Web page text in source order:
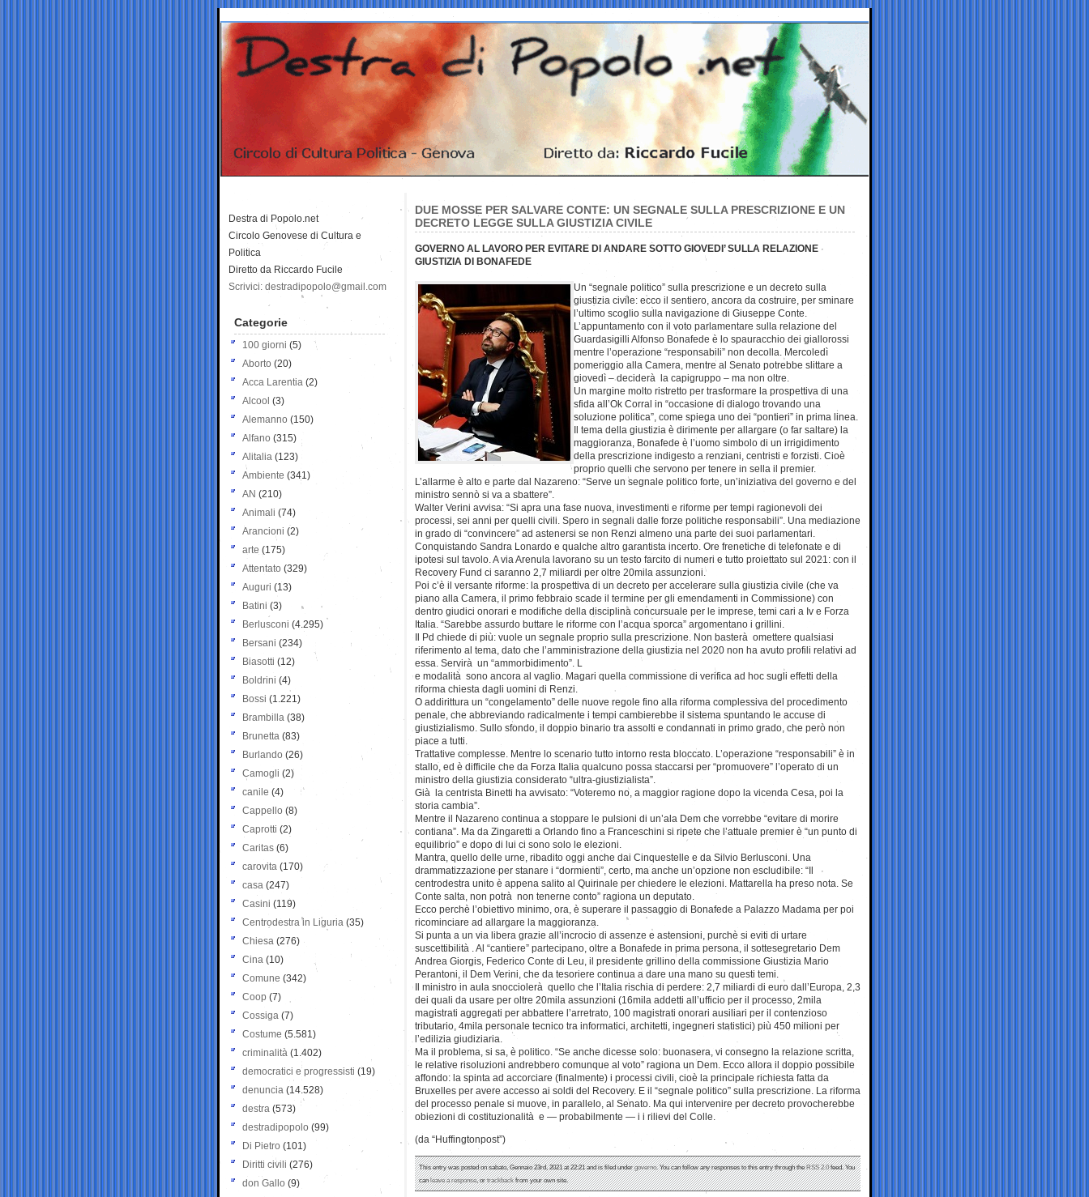
DUE MOSSE PER SALVARE CONTE: UN SEGNALE SULLA PRESCRIZIONE E UN
DECRETO LEGGE SULLA GIUSTIZIA CIVILE
GOVERNO AL LAVORO PER EVITARE DI ANDARE SOTTO GIOVEDI’ SULLA RELAZIONE
GIUSTIZIA DI BONAFEDE
Un “segnale politico” sulla prescrizione e un decreto sulla
giustizia civile: ecco il sentiero, ancora da costruire, per sminare
l’ultimo scoglio sulla navigazione di Giuseppe Conte.
L’appuntamento con il voto parlamentare sulla relazione del
Guardasigilli Alfonso Bonafede è lo spauracchio dei giallorossi
mentre l’operazione “responsabili” non decolla. Mercoledì
pomeriggio alla Camera, mentre al Senato potrebbe slittare a
giovedì – deciderà la capigruppo – ma non oltre.
Un margine molto ristretto per trasformare la prospettiva di una
sfida all’Ok Corral in “occasione di dialogo trovando una
soluzione politica”, come spiega uno dei “pontieri” in prima linea.
Il tema della giustizia è dirimente per allargare (o far saltare) la
maggioranza, Bonafede è l’uomo simbolo di un irrigidimento
della prescrizione indigesto a renziani, centristi e forzisti. Cioè
proprio quelli che servono per tenere in sella il premier.
L’allarme è alto e parte dal Nazareno: “Serve un segnale politico forte, un’iniziativa del governo e del
ministro sennò si va a sbattere”.
Walter Verini avvisa: “Si apra una fase nuova, investimenti e riforme per tempi ragionevoli dei
processi, sei anni per quelli civili. Spero in segnali dalle forze politiche responsabili”. Una mediazione
in grado di “convincere” ad astenersi se non Renzi almeno una parte dei suoi parlamentari.
Conquistando Sandra Lonardo e qualche altro garantista incerto. Ore frenetiche di telefonate e di
ipotesi sul tavolo. A via Arenula lavorano su un testo farcito di numeri e tutto proiettato sul 2021: con il
Recovery Fund ci saranno 2,7 miliardi per oltre 20mila assunzioni.
Poi c’è il versante riforme: la prospettiva di un decreto per accelerare sulla giustizia civile (che va
piano alla Camera, il primo febbraio scade il termine per gli emendamenti in Commissione) con
dentro giudici onorari e modifiche della disciplina concursuale per le imprese, temi cari a Iv e Forza
Italia. “Sarebbe assurdo buttare le riforme con l’acqua sporca” argomentano i grillini.
Il Pd chiede di più: vuole un segnale proprio sulla prescrizione. Non basterà omettere qualsiasi
riferimento al tema, dato che l’amministrazione della giustizia nel 2020 non ha avuto profili relativi ad
essa. Servirà un “ammorbidimento”. L
e modalità sono ancora al vaglio. Magari quella commissione di verifica ad hoc sugli effetti della
riforma chiesta dagli uomini di Renzi.
O addirittura un “congelamento” delle nuove regole fino alla riforma complessiva del procedimento
penale, che abbreviando radicalmente i tempi cambierebbe il sistema spuntando le accuse di
giustizialismo. Sullo sfondo, il doppio binario tra assolti e condannati in primo grado, che però non
piace a tutti.
Trattative complesse. Mentre lo scenario tutto intorno resta bloccato. L’operazione “responsabili” è in
stallo, ed è difficile che da Forza Italia qualcuno possa staccarsi per “promuovere” l’operato di un
ministro della giustizia considerato “ultra-giustizialista”.
Già la centrista Binetti ha avvisato: “Voteremo no, a maggior ragione dopo la vicenda Cesa, poi la
storia cambia”.
Mentre il Nazareno continua a stoppare le pulsioni di un’ala Dem che vorrebbe “evitare di morire
contiana”. Ma da Zingaretti a Orlando fino a Franceschini si ripete che l’attuale premier è “un punto di
equilibrio” e dopo di lui ci sono solo le elezioni.
Mantra, quello delle urne, ribadito oggi anche dai Cinquestelle e da Silvio Berlusconi. Una
drammatizzazione per stanare i “dormienti”, certo, ma anche un’opzione non escludibile: “Il
centrodestra unito è appena salito al Quirinale per chiedere le elezioni. Mattarella ha preso nota. Se
Conte salta, non potrà non tenerne conto” ragiona un deputato.
Ecco perchè l’obiettivo minimo, ora, è superare il passaggio di Bonafede a Palazzo Madama per poi
ricominciare ad allargare la maggioranza.
Si punta a un via libera grazie all’incrocio di assenze e astensioni, purchè si eviti di urtare
suscettibilità . Al “cantiere” partecipano, oltre a Bonafede in prima persona, il sottesegretario Dem
Andrea Giorgis, Federico Conte di Leu, il presidente grillino della commissione Giustizia Mario
Perantoni, il Dem Verini, che da tesoriere continua a dare una mano su questi temi.
Il ministro in aula snocciolerà quello che l’Italia rischia di perdere: 2,7 miliardi di euro dall’Europa, 2,3
dei quali da usare per oltre 20mila assunzioni (16mila addetti all’ufficio per il processo, 2mila
magistrati aggregati per abbattere l’arretrato, 100 magistrati onorari ausiliari per il contenzioso
tributario, 4mila personale tecnico tra informatici, architetti, ingegneri statistici) più 450 milioni per
l’edilizia giudiziaria.
Ma il problema, si sa, è politico. “Se anche dicesse solo: buonasera, vi consegno la relazione scritta,
le relative risoluzioni andrebbero comunque al voto” ragiona un Dem. Ecco allora il doppio possibile
affondo: la spinta ad accorciare (finalmente) i processi civili, cioè la principale richiesta fatta da
Bruxelles per avere accesso ai soldi del Recovery. E il “segnale politico” sulla prescrizione. La riforma
del processo penale si muove, in parallelo, al Senato. Ma qui intervenire per decreto provocherebbe
obiezioni di costituzionalità e — probabilmente — i i rilievi del Colle.
(da “Huffingtonpost”)
This entry was posted on sabato, Gennaio 23rd, 2021 at 22:21 and is filed undergoverno. You can follow any responses to this entry through theRSS 2.0feed. You
canleave a response, ortrackbackfrom your own site.
Destra di Popolo.net
Circolo Genovese di Cultura e
Politica
Diretto da Riccardo Fucile
Scrivici: destradipopolo@gmail.com
Categorie
100 giorni (5)
Aborto (20)
Acca Larentia (2)
Alcool (3)
Alemanno (150)
Alfano (315)
Alitalia (123)
Ambiente (341)
AN (210)
Animali (74)
Arancioni (2)
arte (175)
Attentato (329)
Auguri (13)
Batini (3)
Berlusconi (4.295)
Bersani (234)
Biasotti (12)
Boldrini (4)
Bossi (1.221)
Brambilla (38)
Brunetta (83)
Burlando (26)
Camogli (2)
canile (4)
Cappello (8)
Caprotti (2)
Caritas (6)
carovita (170)
casa (247)
Casini (119)
Centrodestra in Liguria (35)
Chiesa (276)
Cina (10)
Comune (342)
Coop (7)
Cossiga (7)
Costume (5.581)
criminalità (1.402)
democratici e progressisti (19)
denuncia (14.528)
destra (573)
destradipopolo (99)
Di Pietro (101)
Diritti civili (276)
don Gallo (9)